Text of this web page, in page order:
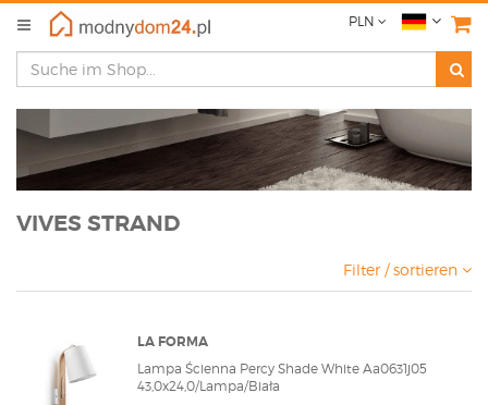
PLN
VIVES STRAND
Filter / sortieren
LA FORMA
Lampa Ścienna Percy Shade White Aa0631j05
43,0x24,0/Lampa/Biała